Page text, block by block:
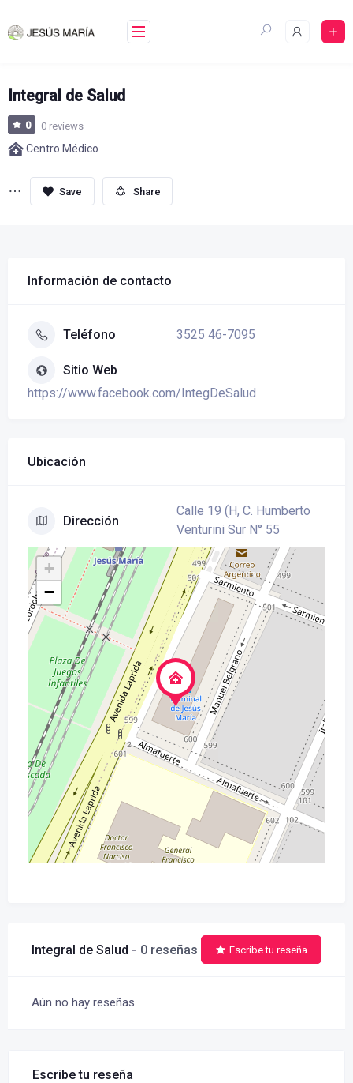
to
Integral de Salud
0 0 reviews
Centro Médico
Share
Información de contacto
Teléfono 3525 46-7095
Sitio Web
https://www.facebook.com/IntegDeSalud
Ubicación
Dirección
Calle 19 (H, C. Humberto
Venturini Sur N° 55
+
−
Integral de Salud 0 reseñas Escribe tu reseña
Aún no hay reseñas.
Escribe tu reseña